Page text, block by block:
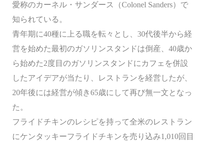
愛称のカーネル・サンダース（Colonel Sanders）で
知られている。
青年期に40種に上る職を転々とし、30代後半から経
営を始めた最初のガソリンスタンドは倒産、40歳か
ら始めた2度目のガソリンスタンドにカフェを併設
したアイデアが当たり、レストランを経営したが、
20年後には経営が傾き65歳にして再び無一文となっ
た。
フライドチキンのレシピを持って全米のレストラン
にケンタッキーフライドチキンを売り込み1,010回目